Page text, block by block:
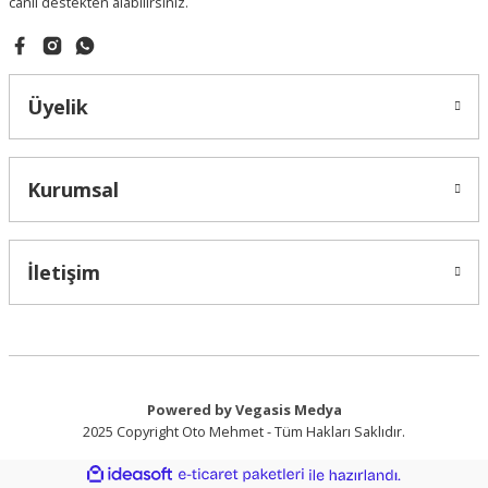
Üyelik
Kurumsal
İletişim
Powered by Vegasis Medya
2025 Copyright Oto Mehmet - Tüm Hakları Saklıdır.
ideasoft
e-